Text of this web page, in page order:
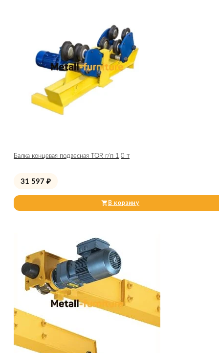
Балка концевая подвесная TOR г/п 1,0 т
31 597 ₽
В корзину